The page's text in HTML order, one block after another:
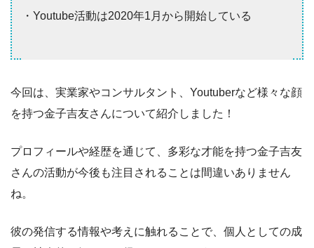
・Youtube活動は2020年1月から開始している
今回は、実業家やコンサルタント、Youtuberなど様々な顔
を持つ金子吉友さんについて紹介しました！
プロフィールや経歴を通じて、多彩な才能を持つ金子吉友
さんの活動が今後も注目されることは間違いありません
ね。
彼の発信する情報や考えに触れることで、個人としての成